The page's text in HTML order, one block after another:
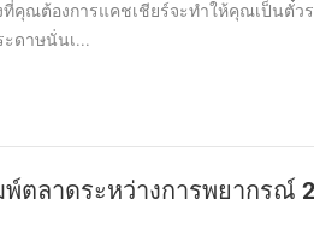
ณต้องการแคชเชียร์จะทำให้คุณเป็นตั๋วร
ดาษนั่นเ...
ตลาดระหว่างการพยากรณ์